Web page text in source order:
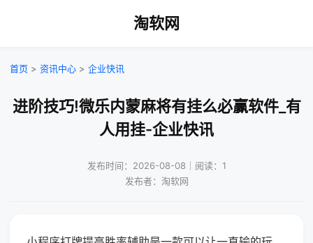
淘软网
首页 > 资讯中心 > 企业快讯
进阶技巧!微乐内蒙麻将有挂么必赢软件_有
人用挂-企业快讯
发布时间：2026-08-08｜阅读：1
发布者：淘软网